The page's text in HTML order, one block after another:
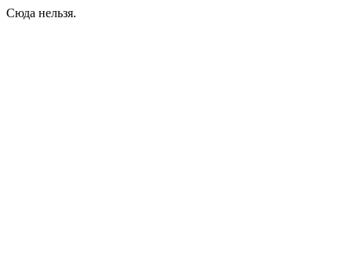
Сюда нельзя.